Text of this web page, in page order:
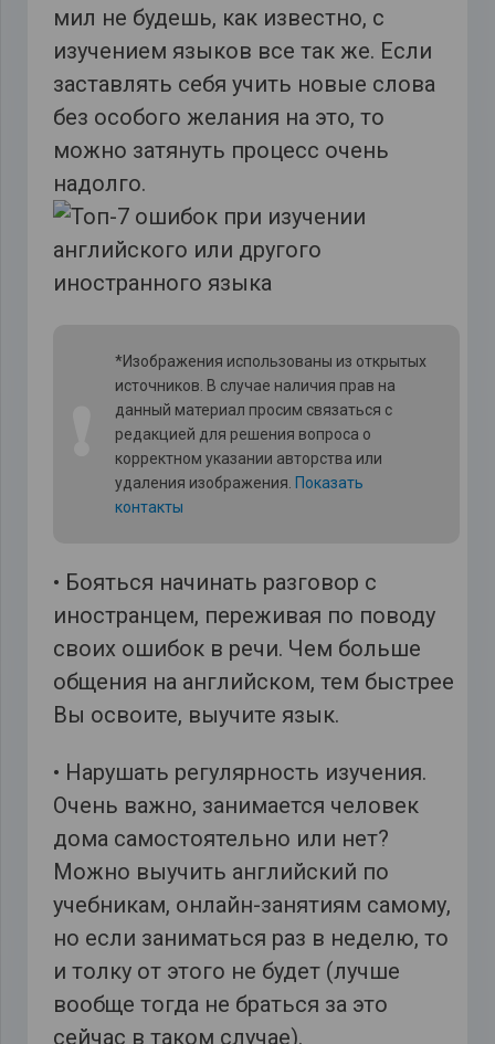
мил не будешь, как известно, с
изучением языков все так же. Если
заставлять себя учить новые слова
без особого желания на это, то
можно затянуть процесс очень
надолго.
*Изображения использованы из открытых
источников. В случае наличия прав на
данный материал просим связаться с
редакцией для решения вопроса о
корректном указании авторства или
удаления изображения. Показать
контакты
• Бояться начинать разговор с
иностранцем, переживая по поводу
своих ошибок в речи. Чем больше
общения на английском, тем быстрее
Вы освоите, выучите язык.
• Нарушать регулярность изучения.
Очень важно, занимается человек
дома самостоятельно или нет?
Можно выучить английский по
учебникам, онлайн-занятиям самому,
но если заниматься раз в неделю, то
и толку от этого не будет (лучше
вообще тогда не браться за это
сейчас в таком случае).